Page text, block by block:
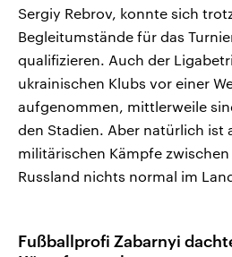
Sergiy Rebrov, konnte sich
Begleitumstände für das
qualifizieren. Auch der
ukrainischen Klubs vor einer
aufgenommen, mittlerweile
den Stadien. Aber natürlich ist
militärischen Kämpfe
Russland nichts normal im
Fußballprofi Zabarnyi